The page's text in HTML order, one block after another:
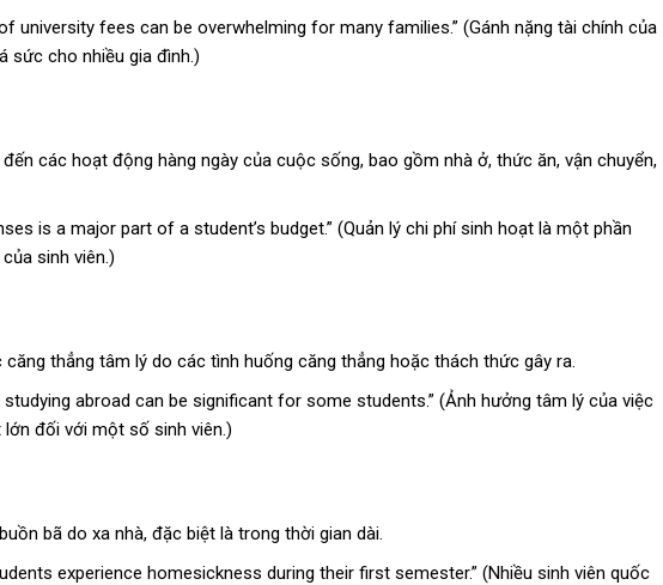
university fees can be overwhelming for many families.” (Gánh nặng tài chính của
sức cho nhiều gia đình.)
đến các hoạt động hàng ngày của cuộc sống, bao gồm nhà ở, thức ăn, vận chuyển,
is a major part of a student’s budget.” (Quản lý chi phí sinh hoạt là một phần
sinh viên.)
thẳng tâm lý do các tình huống căng thẳng hoặc thách thức gây ra.
abroad can be significant for some students.” (Ảnh hưởng tâm lý của việc
đối với một số sinh viên.)
bã do xa nhà, đặc biệt là trong thời gian dài.
experience homesickness during their first semester.” (Nhiều sinh viên quốc